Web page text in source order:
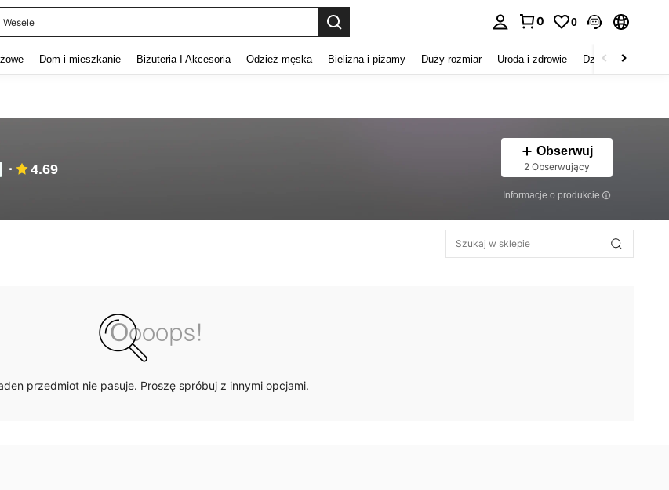
0 0
Dom i mieszkanie Biżuteria I Akcesoria Odzież męska Bielizna i piżamy Duży rozmiar Uroda i zdrowie Dzieci
4.69
Obserwuj
2 Obserwujący
Informacje o produkcie
przedmiot nie pasuje. Proszę spróbuj z innymi opcjami.